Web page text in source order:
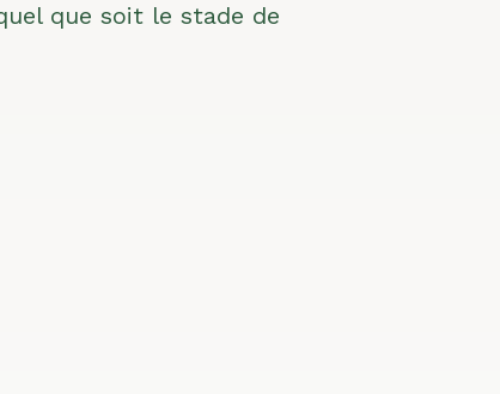
que soit le stade de